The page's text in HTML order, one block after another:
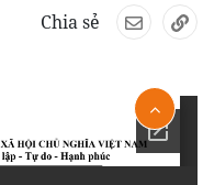
Chia sẻ